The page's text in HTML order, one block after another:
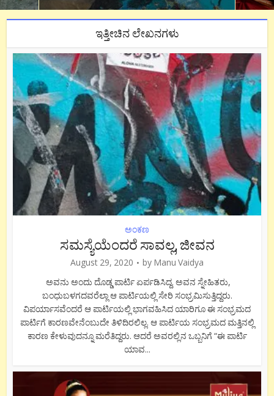
ಇತ್ತೀಚಿನ ಲೇಖನಗಳು
ಅಂಕಣ
ಸಮಸ್ಯೆಯೆಂದರೆ ಸಾವಲ್ಲ, ಜೀವನ
August 29, 2020 by Manu Vaidya
ಅವನು ಅಂದು ದೊಡ್ಡ ಪಾರ್ಟಿ ಏರ್ಪಡಿಸಿದ್ದ. ಅವನ ಸ್ನೇಹಿತರು,
ಬಂಧುಬಳಗದವರೆಲ್ಲಾ ಆ ಪಾರ್ಟಿಯಲ್ಲಿ ಸೇರಿ ಸಂಭ್ರಮಿಸುತ್ತಿದ್ದರು.
ವಿಪರ್ಯಾಸವೆಂದರೆ ಆ ಪಾರ್ಟಿಯಲ್ಲಿ ಭಾಗವಹಿಸಿದ ಯಾರಿಗೂ ಈ ಸಂಭ್ರಮದ
ಪಾರ್ಟಿಗೆ ಕಾರಣವೇನೆಂಬುದೇ ತಿಳಿದಿರಲಿಲ್ಲ. ಆ ಪಾರ್ಟಿಯ ಸಂಭ್ರಮದ ಮತ್ತಿನಲ್ಲಿ
ಕಾರಣ ಕೇಳುವುದನ್ನೂ ಮರೆತಿದ್ದರು. ಆದರೆ ಅವರಲ್ಲಿನ ಒಬ್ಬನಿಗೆ “ಈ ಪಾರ್ಟಿ
ಯಾವ...